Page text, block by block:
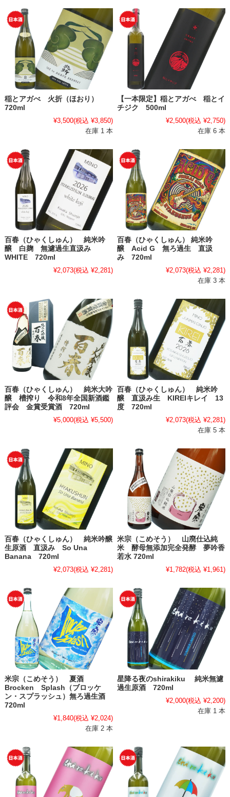
稲とアガべ 火折（ほおり）
720ml
¥3,500(税込 ¥3,850)
在庫 1 本
【一本限定】稲とアガべ 稲とイ
チジク 500ml
¥2,500(税込 ¥2,750)
在庫 6 本
百春（ひゃくしゅん） 純米吟
醸 白麹 無濾過生直汲み
WHITE 720ml
¥2,073(税込 ¥2,281)
百春（ひゃくしゅん） 純米吟
醸 Acid G 無ろ過生 直汲
み 720ml
¥2,073(税込 ¥2,281)
在庫 3 本
百春（ひゃくしゅん） 純米大吟
醸 槽搾り 令和8年全国新酒鑑
評会 金賞受賞酒 720ml
¥5,000(税込 ¥5,500)
百春（ひゃくしゅん） 純米吟
醸 直汲み生 KIREIキレイ 13
度 720ml
¥2,073(税込 ¥2,281)
在庫 5 本
百春（ひゃくしゅん） 純米吟醸
生原酒 直汲み So Una
Banana 720ml
¥2,073(税込 ¥2,281)
米宗（こめそう） 山廃仕込純
米 酵母無添加完全発酵 夢吟香
若水 720ml
¥1,782(税込 ¥1,961)
米宗（こめそう） 夏酒
Brocken Splash（ブロッケ
ン・スプラッシュ）無ろ過生酒
720ml
¥1,840(税込 ¥2,024)
在庫 2 本
星降る夜のshirakiku 純米無濾
過生原酒 720ml
¥2,000(税込 ¥2,200)
在庫 1 本